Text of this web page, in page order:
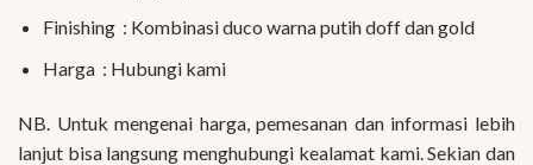
Finishing : Kombinasi duco warna putih doff dan gold
Harga : Hubungi kami
NB. Untuk mengenai harga, pemesanan dan informasi lebih
lanjut bisa langsung menghubungi kealamat kami. Sekian dan